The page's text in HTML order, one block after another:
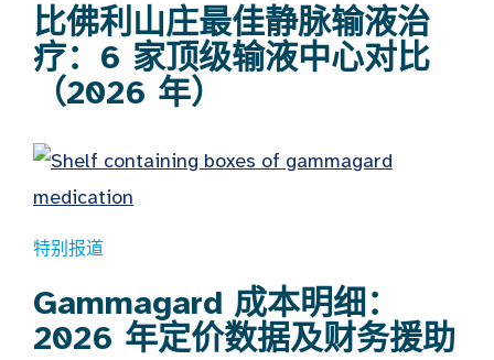
比佛利山庄最佳静脉输液治
疗：6 家顶级输液中心对比
（2026 年）
特别报道
Gammagard 成本明细：
2026 年定价数据及财务援助